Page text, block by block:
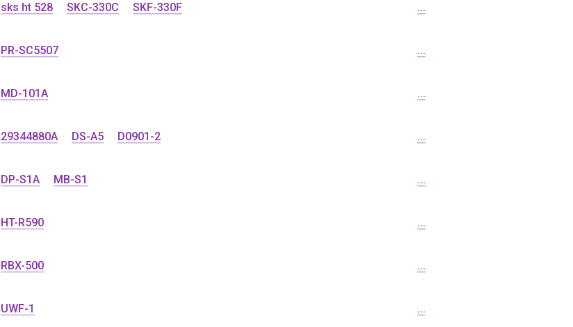
sks ht 528 SKC-330C SKF-330F ...
PR-SC5507 ...
MD-101A ...
29344880A DS-A5 D0901-2 ...
DP-S1A MB-S1 ...
HT-R590 ...
RBX-500 ...
UWF-1 ...